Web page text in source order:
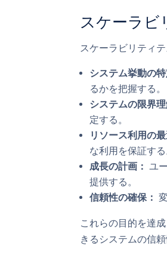
スケーラビ
スケーラビリティ
システム挙動の特
るかを把握する。
システムの限界理
定する。
リソース利用の最
な利用を保証する
成長の計画： ユ
提供する。
信頼性の確保：
これらの目的を達
きるシステムの信頼